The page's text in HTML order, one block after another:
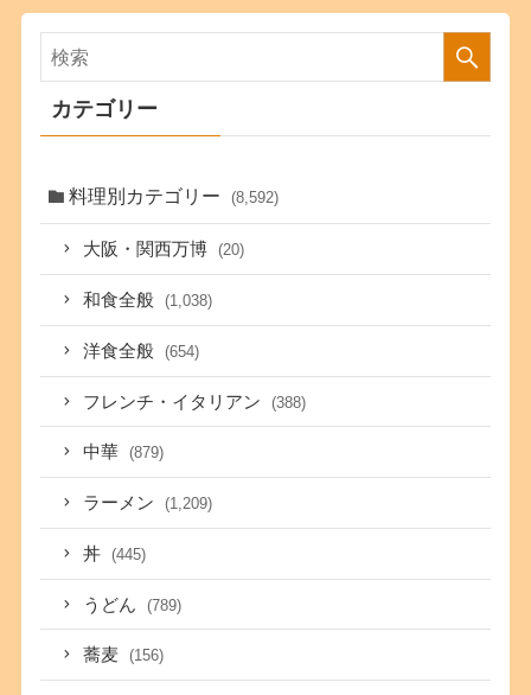
カテゴリー
料理別カテゴリー (8,592)
大阪・関西万博 (20)
和食全般 (1,038)
洋食全般 (654)
フレンチ・イタリアン (388)
中華 (879)
ラーメン (1,209)
丼 (445)
うどん (789)
蕎麦 (156)